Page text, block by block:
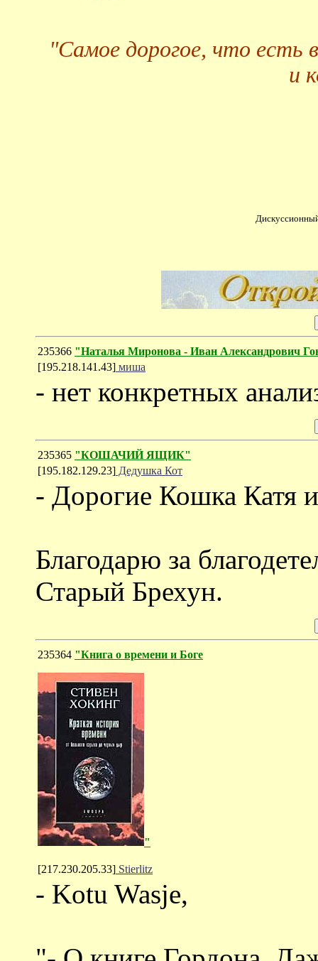
"Самое дорогое, что есть
и
235366 "Наталья Миронова - Иван Александрович
[195.218.141.43] миша
- нет конкретных
235365 "КОШАЧИЙ ЯЩИК"
[195.182.129.23] Дедушка Кот
- Дорогие Кошка Катя
Благодарю за
Старый Брехун.
235364 "Книга о времени и Боге
"
[217.230.205.33] Stierlitz
- Kotu Wasje,